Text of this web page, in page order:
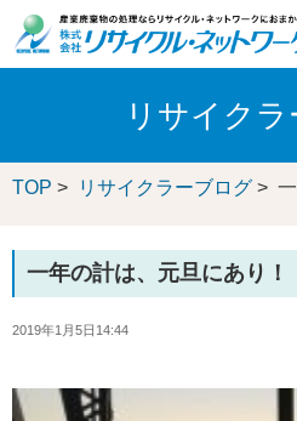
リサイク
TOP > リサイクラーブログ > 一
一年の計は、元旦にあり！
2019年1月5日14:44